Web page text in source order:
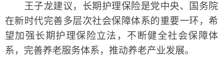
王子龙建议，长期护理保险是党中央、国务院
在新时代完善多层次社会保障体系的重要一环，希
望加强长期护理保险立法，不断健全社会保障体
系，完善养老服务体系，推动养老产业发展。